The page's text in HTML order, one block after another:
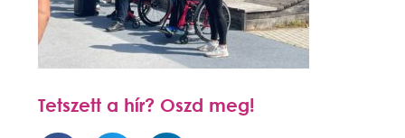
Tetszett a hír? Oszd meg!